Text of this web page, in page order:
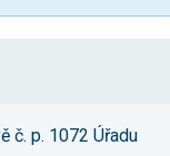
č. p. 1072 Úřadu